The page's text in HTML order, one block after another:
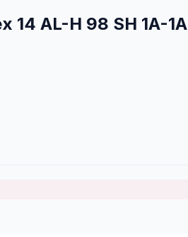
14 AL-H 98 SH 1A-1A